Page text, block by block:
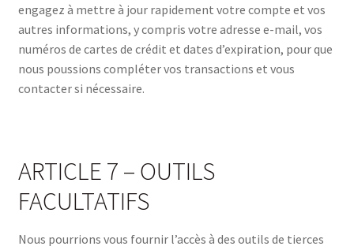
engagez à mettre à jour rapidement votre compte et vos
autres informations, y compris votre adresse e-mail, vos
numéros de cartes de crédit et dates d’expiration, pour que
nous poussions compléter vos transactions et vous
contacter si nécessaire.
ARTICLE 7 – OUTILS
FACULTATIFS
Nous pourrions vous fournir l’accès à des outils de tierces